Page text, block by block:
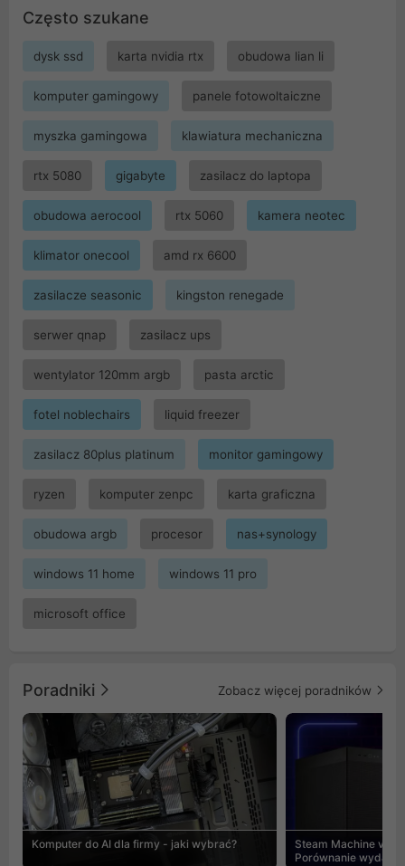
Często szukane
dysk ssd karta nvidia rtx obudowa lian li
komputer gamingowy panele fotowoltaiczne
myszka gamingowa klawiatura mechaniczna
rtx 5080 gigabyte zasilacz do laptopa
obudowa aerocool rtx 5060 kamera neotec
klimator onecool amd rx 6600
zasilacze seasonic kingston renegade
serwer qnap zasilacz ups
wentylator 120mm argb pasta arctic
fotel noblechairs liquid freezer
zasilacz 80plus platinum monitor gamingowy
ryzen komputer zenpc karta graficzna
obudowa argb procesor nas+synology
windows 11 home windows 11 pro
microsoft office
Poradniki Zobacz więcej poradników
Komputer do AI dla firmy - jaki wybrać?
Steam Machine vs
Porównanie